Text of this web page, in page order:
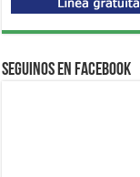
Seguinos en Facebook